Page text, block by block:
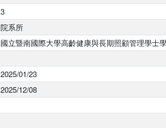
3
院系所
國立暨南國際大學高齡健康與長期照顧管理學士
2025/01/23
2025/12/08